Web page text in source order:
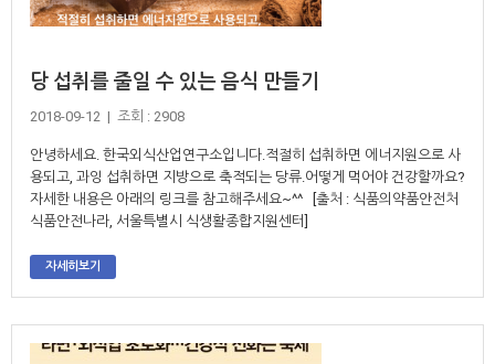
당 섭취를 줄일 수 있는 음식 만들기
2018-09-12 | 조회 : 2908
안녕하세요. 한국외식산업연구소입니다.적절히 섭취하면 에너지원으로 사
용되고, 과잉 섭취하면 지방으로 축적되는 당류.어떻게 먹어야 건강할까요?
자세한 내용은 아래의 링크를 참고해주세요~^^ [출처 : 식품의약품안전처
식품안전나라, 서울특별시 식생활종합지원센터]
자세히보기